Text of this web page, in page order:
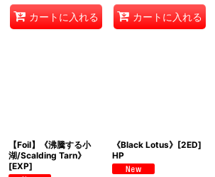
カートに入れる カートに入れる
【Foil】《沸騰する小
湖/Scalding Tarn》
[EXP]
《Black Lotus》[2ED]
HP